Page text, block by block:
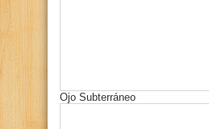
Ojo Subterráneo